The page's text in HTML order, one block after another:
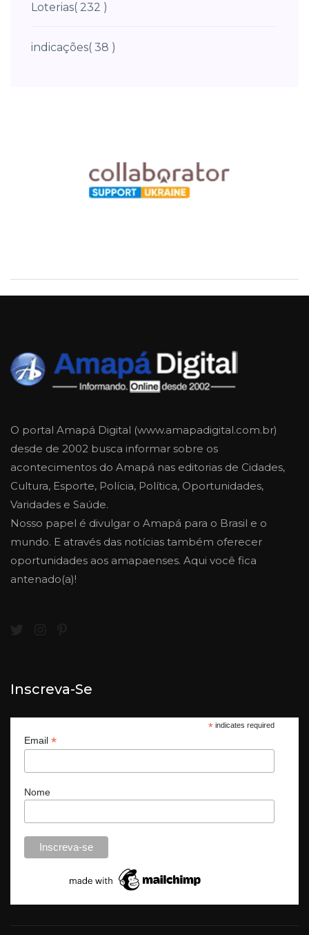
Loterias( 232 )
indicações( 38 )
O portal Amapá Digital (www.amapadigital.com.br)
desde de 2002 busca informar sobre os
acontecimentos do Amapá nas editorias de Cidades,
Cultura, Esporte, Polícia, Política, Oportunidades,
Varidades e Saúde.
Nosso papel é divulgar o Amapá para o Brasil e o
mundo. E através das notícias também oferecer
oportunidades aos amapaenses. Aqui você fica
antenado(a)!
Inscreva-Se
*indicates required
Email *
Nome